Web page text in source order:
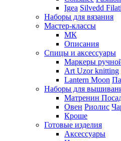
Igea Silvedd Filati
Наборы для вязания
Мастер-классы
МК
Описания
Спицы и аксессуары
Маркеры
Art Uzor knitting
Lantern Moon
Наборы для
Матренин
Овен Риолис
Кроше
Готовые изделия
Аксессуары